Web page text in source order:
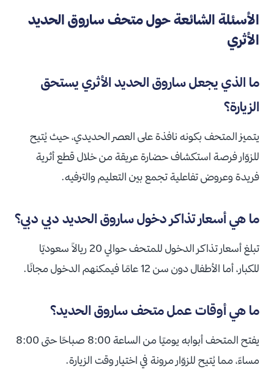
الأسئلة الشائعة حول متحف ساروق الحديد
الأثري
ما الذي يجعل ساروق الحديد الأثري يستحق
الزيارة؟
يتميز المتحف بكونه نافذة على العصر الحديدي، حيث يُتيح
للزوّار فرصة استكشاف حضارة عريقة من خلال قطع أثرية
فريدة وعروض تفاعلية تجمع بين التعليم والترفيه.
ما هي أسعار تذاكر دخول ساروق الحديد دبي دبي؟
تبلغ أسعار تذاكر الدخول للمتحف حوالي 20 ريالاً سعوديًا
للكبار، أما الأطفال دون سن 12 عامًا فيمكنهم الدخول مجانًا.
ما هي أوقات عمل متحف ساروق الحديد؟
يفتح المتحف أبوابه يوميًا من الساعة 8:00 صباحًا حتى 8:00
مساءً، مما يُتيح للزوّار مرونة في اختيار وقت الزيارة.